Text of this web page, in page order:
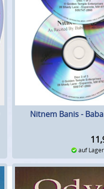
Nitnem Banis -
auf